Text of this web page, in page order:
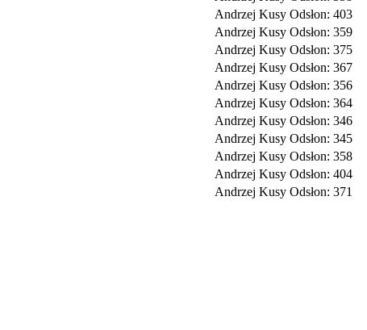
Andrzej Kusy Odsłon: 403
Andrzej Kusy Odsłon: 359
Andrzej Kusy Odsłon: 375
Andrzej Kusy Odsłon: 367
Andrzej Kusy Odsłon: 356
Andrzej Kusy Odsłon: 364
Andrzej Kusy Odsłon: 346
Andrzej Kusy Odsłon: 345
Andrzej Kusy Odsłon: 358
Andrzej Kusy Odsłon: 404
Andrzej Kusy Odsłon: 371